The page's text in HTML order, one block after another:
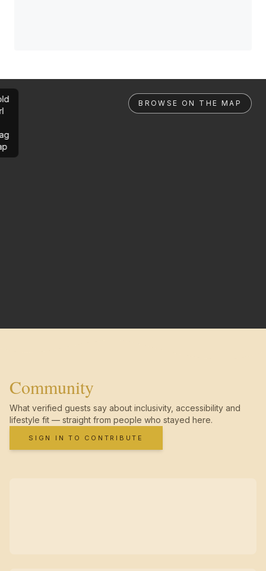
BROWSE ON THE MAP
Community
What verified guests say about inclusivity, accessibility and
lifestyle fit — straight from people who stayed here.
SIGN IN TO CONTRIBUTE